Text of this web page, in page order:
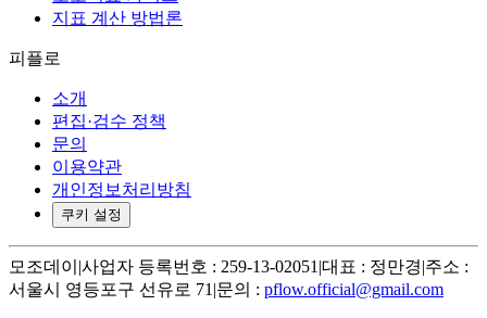
지표 계산 방법론
피플로
소개
편집·검수 정책
문의
이용약관
개인정보처리방침
쿠키 설정
모조데이 |사업자 등록번호 : 259-13-02051 |대표 : 정만경|주소 :
서울시 영등포구 선유로 71 |문의 : pflow.official@gmail.com